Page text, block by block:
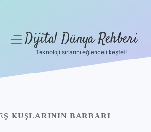
menüyüDijital Dünya Rehberi
Teknoloji sırlarını eğlenceli keşfet!
KUŞLARININ BARBARI